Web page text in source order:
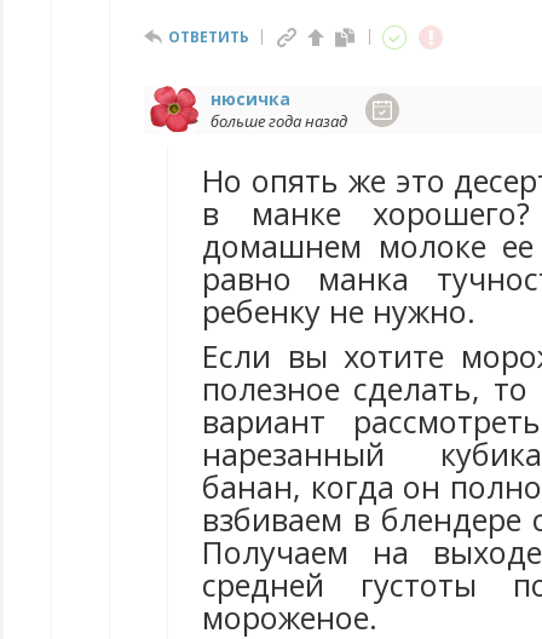
ОТВЕТИТЬ
нюсичка
больше года назад
Но опять же это
в манке
домашнем молоке
равно манка
ребенку не нужно.
Если вы хотите
полезное сделать,
вариант
нарезанный
банан, когда он
взбиваем в блендере
Получаем на
средней густоты
мороженое.